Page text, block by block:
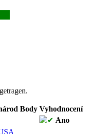
Body Vyhodnocení
Ano